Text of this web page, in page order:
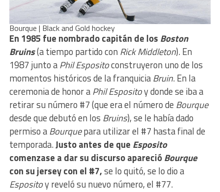
Bourque | Black and Gold hockey
En 1985 fue nombrado capitán de los Boston
Bruins(a tiempo partido con Rick Middleton). En
1987 junto aPhil Espositoconstruyeron uno de los
momentos históricos de la franquiciaBruin. En la
ceremonia de honor aPhil Espositoy donde se iba a
retirar su número #7 (que era el número de Bourque
desde que debutó en los Bruins), se le había dado
permiso aBourquepara utilizar el #7 hasta final de
temporada.Justo antes de que Esposito
comenzase a dar su discurso aparecióBourque
con su jersey con el #7,se lo quitó, se lo dio a
Espositoy reveló su nuevo número, el #77.